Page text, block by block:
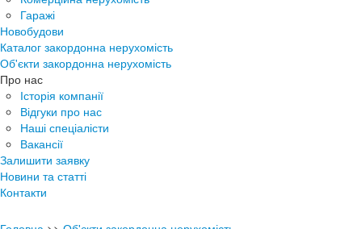
Гаражі
Новобудови
Каталог закордонна нерухомість
Об'єкти закордонна нерухомість
Про нас
Історія компанії
Відгуки про нас
Наші спеціалісти
Вакансії
Залишити заявку
Новини та статті
Контакти